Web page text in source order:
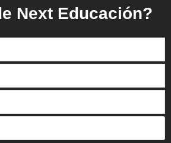
Next Educación?